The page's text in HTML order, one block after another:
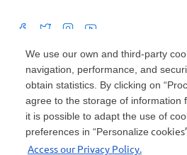
We use our own and third-party
navigation, performance, and
obtain statistics. By clicking on
agree to the storage of information
it is possible to adapt the use of
preferences in “Personalize
Access our Privacy Policy.
Mercado: Carrefour Comércio e Indústrias
nº 420, Empresarial Gato Preto, Cajamar - SP
45.543.915/0846-95
Drogaria: Carrefour Comercio e Industria
15187, Loja 104/105/106 Bloco A Setor 1 -
CEP 04794-000 | CNPJ: 45.543.915/0736-50
Envio de documentos administrativos e
Tamboré, Barueri - SP | CEP 06460-020